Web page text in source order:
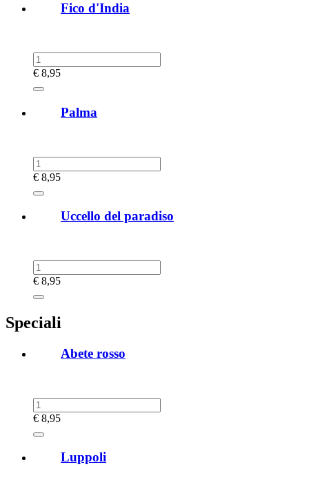
Fico d'India
€ 8,95
Palma
€ 8,95
Uccello del paradiso
€ 8,95
Speciali
Abete rosso
€ 8,95
Luppoli